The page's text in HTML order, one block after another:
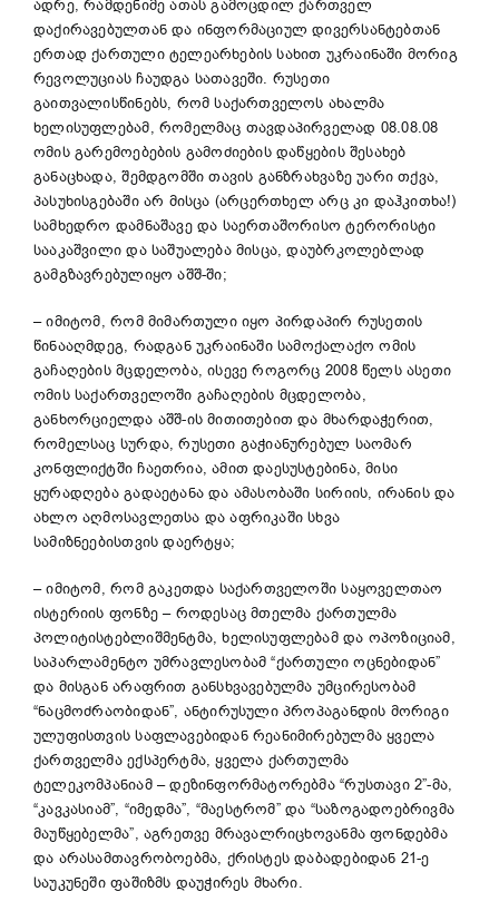
ადრე, რამდენიმე ათას გამოცდილ ქართველ
დაქირავებულთან და ინფორმაციულ დივერსანტებთან
ერთად ქართული ტელეარხების სახით უკრაინაში მორიგ
რევოლუციას ჩაუდგა სათავეში. რუსეთი
გაითვალისწინებს, რომ საქართველოს ახალმა
ხელისუფლებამ, რომელმაც თავდაპირველად 08.08.08
ომის გარემოებების გამოძიების დაწყების შესახებ
განაცხადა, შემდგომში თავის განზრახვაზე უარი თქვა,
პასუხისგებაში არ მისცა (არცერთხელ არც კი დაჰკითხა!)
სამხედრო დამნაშავე და საერთაშორისო ტერორისტი
სააკაშვილი და საშუალება მისცა, დაუბრკოლებლად
გამგზავრებულიყო აშშ-ში;
– იმიტომ, რომ მიმართული იყო პირდაპირ რუსეთის
წინააღმდეგ, რადგან უკრაინაში სამოქალაქო ომის
გაჩაღების მცდელობა, ისევე როგორც 2008 წელს ასეთი
ომის საქართველოში გაჩაღების მცდელობა,
განხორციელდა აშშ-ის მითითებით და მხარდაჭერით,
რომელსაც სურდა, რუსეთი გაჭიანურებულ საომარ
კონფლიქტში ჩაეთრია, ამით დაესუსტებინა, მისი
ყურადღება გადაეტანა და ამასობაში სირიის, ირანის და
ახლო აღმოსავლეთსა და აფრიკაში სხვა
სამიზნეებისთვის დაერტყა;
– იმიტომ, რომ გაკეთდა საქართველოში საყოველთაო
ისტერიის ფონზე – როდესაც მთელმა ქართულმა
პოლიტისტებლიშმენტმა, ხელისუფლებამ და ოპოზიციამ,
საპარლამენტო უმრავლესობამ “ქართული ოცნებიდან”
და მისგან არაფრით განსხვავებულმა უმცირესობამ
“ნაცმოძრაობიდან”, ანტირუსული პროპაგანდის მორიგი
ულუფისთვის საფლავებიდან რეანიმირებულმა ყველა
ქართველმა ექსპერტმა, ყველა ქართულმა
ტელეკომპანიამ – დეზინფორმატორებმა “რუსთავი 2”-მა,
“კავკასიამ”, “იმედმა”, “მაესტრომ” და “საზოგადოებრივმა
მაუწყებელმა”, აგრეთვე მრავალრიცხოვანმა ფონდებმა
და არასამთავრობოებმა, ქრისტეს დაბადებიდან 21-ე
საუკუნეში ფაშიზმს დაუჭირეს მხარი.